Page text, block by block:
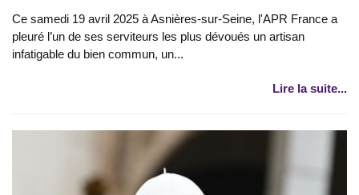
Ce samedi 19 avril 2025 à Asnières-sur-Seine, l'APR France a
pleuré l’un de ses serviteurs les plus dévoués un artisan
infatigable du bien commun, un...
Lire la suite...